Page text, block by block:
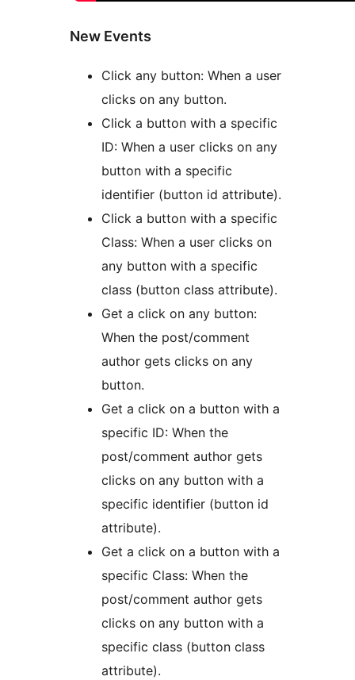
New Events
Click any button: When a user
clicks on any button.
Click a button with a specific
ID: When a user clicks on any
button with a specific
identifier (button id attribute).
Click a button with a specific
Class: When a user clicks on
any button with a specific
class (button class attribute).
Get a click on any button:
When the post/comment
author gets clicks on any
button.
Get a click on a button with a
specific ID: When the
post/comment author gets
clicks on any button with a
specific identifier (button id
attribute).
Get a click on a button with a
specific Class: When the
post/comment author gets
clicks on any button with a
specific class (button class
attribute).